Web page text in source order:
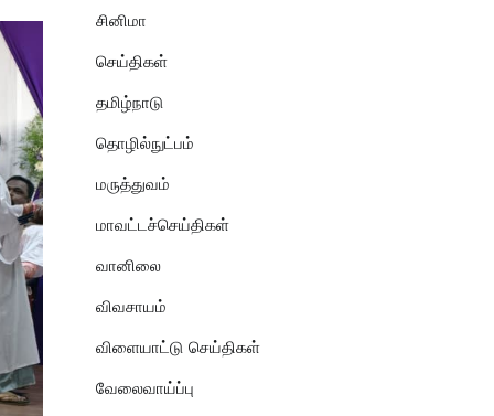
சினிமா
செய்திகள்
தமிழ்நாடு
தொழில்நுட்பம்
மருத்துவம்
மாவட்டச்செய்திகள்
வானிலை
விவசாயம்
விளையாட்டு செய்திகள்
வேலைவாய்ப்பு